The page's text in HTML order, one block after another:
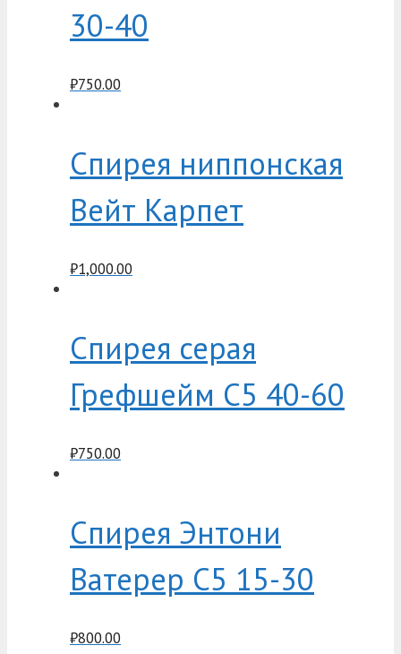
30-40
₽750.00
Спирея ниппонская
Вейт Карпет
₽1,000.00
Спирея серая
Грефшейм C5 40-60
₽750.00
Спирея Энтони
Ватерер C5 15-30
₽800.00